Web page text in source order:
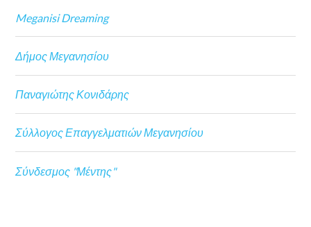
Meganisi Dreaming
Δήμος Μεγανησίου
Παναγιώτης Κονιδάρης
Σύλλογος Επαγγελματιών Μεγανησίου
Σύνδεσμος "Μέντης"